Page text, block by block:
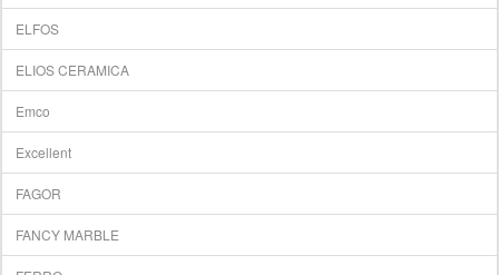
ELFOS
ELIOS CERAMICA
Emco
Excellent
FAGOR
FANCY MARBLE